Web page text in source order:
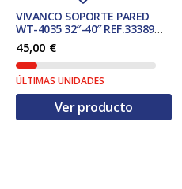
VIVANCO SOPORTE PARED
WT-4035 32″-40″ REF.33389
INCLINACION 12ï¿½
45,00 €
ÚLTIMAS UNIDADES
Ver producto